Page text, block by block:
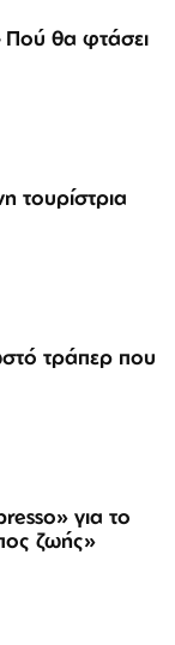
Πού θα φτάσει
τουρίστρια
τράπερ που
για το
ζωής»